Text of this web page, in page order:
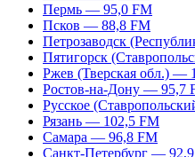
Пермь — 95,0 FM
Псков — 88,8 FM
Петрозаводск
Пятигорск
Ржев (Тверская обл.) —
Ростов-на-Дону — 95,7
Русское
Рязань — 102,5 FM
Самара — 96,8 FM
Санкт-Петербург —